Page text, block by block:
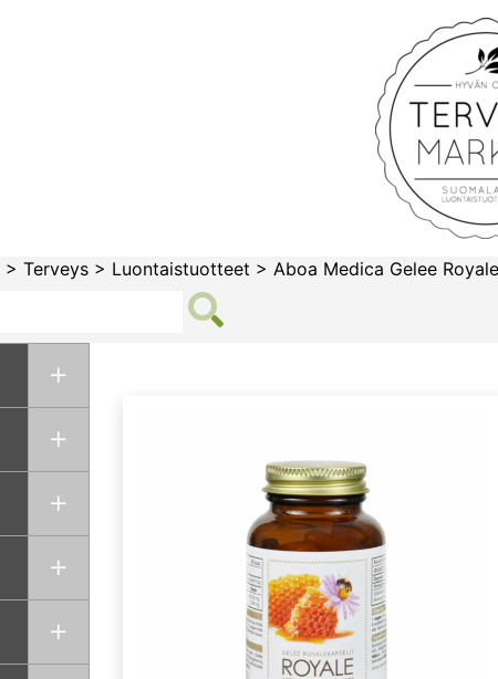
Terveysmarket
> Terveys > Luontaistuotteet > Aboa Medica Gelee